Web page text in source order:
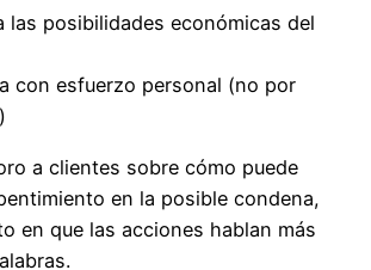
las posibilidades económicas del
con esfuerzo personal (no por
a clientes sobre cómo puede
en la posible condena,
en que las acciones hablan más